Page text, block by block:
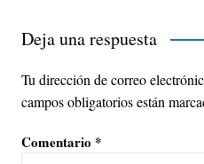
Deja una respuesta
Tu dirección de correo
campos obligatorios están
Comentario *